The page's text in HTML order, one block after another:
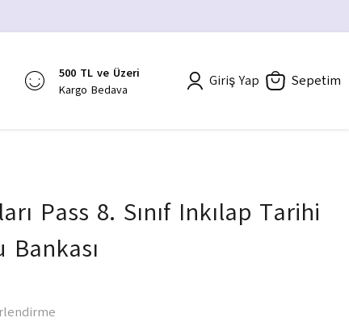
500 TL ve Üzeri
Kargo Bedava
Giriş Yap Sepetim
Pass 8. Sınıf Inkılap Tarihi
Bankası